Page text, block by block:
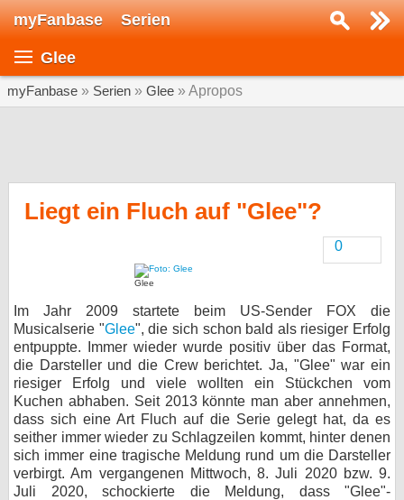
myFanbase Serien
Glee
myFanbase » Serien » Glee » Apropos
Liegt ein Fluch auf "Glee"?
0
Glee
Im Jahr 2009 startete beim US-Sender FOX die
Musicalserie "Glee", die sich schon bald als riesiger Erfolg
entpuppte. Immer wieder wurde positiv über das Format,
die Darsteller und die Crew berichtet. Ja, "Glee" war ein
riesiger Erfolg und viele wollten ein Stückchen vom
Kuchen abhaben. Seit 2013 könnte man aber annehmen,
dass sich eine Art Fluch auf die Serie gelegt hat, da es
seither immer wieder zu Schlagzeilen kommt, hinter denen
sich immer eine tragische Meldung rund um die Darsteller
verbirgt. Am vergangenen Mittwoch, 8. Juli 2020 bzw. 9.
Juli 2020, schockierte die Meldung, dass "Glee"-
Serie suchen...
SERIEN
Gewinnspiele
Forum
bei X
bei Facebook